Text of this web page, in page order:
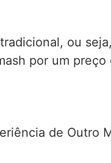
ou
por um
de